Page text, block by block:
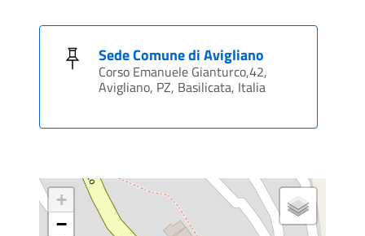
Sede Comune di Avigliano
Corso Emanuele Gianturco,42,
Avigliano, PZ, Basilicata, Italia
+
−